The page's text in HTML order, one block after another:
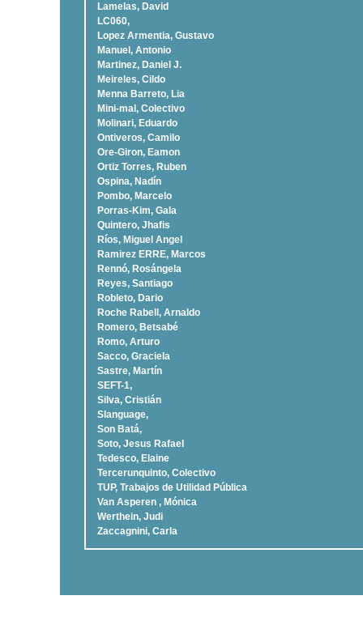
Lamelas, David
LC060,
Lopez Armentia, Gustavo
Manuel, Antonio
Martinez, Daniel J.
Meireles, Cildo
Menna Barreto, Lia
Mini-mal, Colectivo
Molinari, Eduardo
Ontiveros, Camilo
Ore-Giron, Eamon
Ortiz Torres, Ruben
Ospina, Nadí­n
Pombo, Marcelo
Porras-Kim, Gala
Quintero, Jhafis
Rí­os, Miguel Angel
Ramirez ERRE, Marcos
Rennó, Rosángela
Reyes, Santiago
Robleto, Dario
Roche Rabell, Arnaldo
Romero, Betsabé
Romo, Arturo
Sacco, Graciela
Sastre, Martí­n
SEFT-1,
Silva, Cristián
Slanguage,
Son Batá,
Soto, Jesus Rafael
Tedesco, Elaine
Tercerunquinto, Colectivo
TUP, Trabajos de Utilidad Pública
Van Asperen , Mónica
Werthein, Judi
Zaccagnini, Carla